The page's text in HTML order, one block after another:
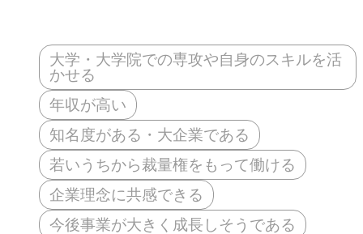
大学・大学院での専攻や自身のスキルを活
かせる
年収が高い
知名度がある・大企業である
若いうちから裁量権をもって働ける
企業理念に共感できる
今後事業が大きく成長しそうである